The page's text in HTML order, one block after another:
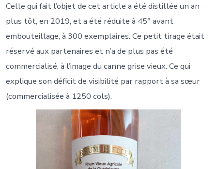
Celle qui fait l’objet de cet article a été distillée un an
plus tôt, en 2019, et a été réduite à 45° avant
embouteillage, à 300 exemplaires. Ce petit tirage était
réservé aux partenaires et n’a de plus pas été
commercialisé, à l’image du canne grise vieux. Ce qui
explique son déficit de visibilité par rapport à sa sœur
(commercialisée à 1250 cols).